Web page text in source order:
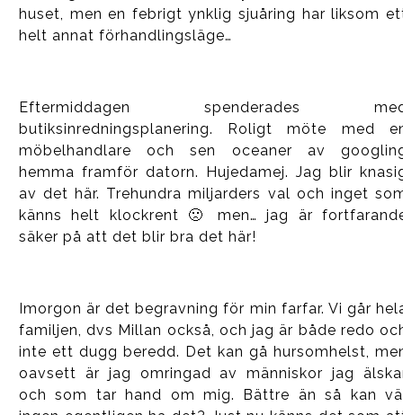
huset, men en febrigt ynklig sjuåring har liksom
helt annat förhandlingsläge…
Eftermiddagen spenderades
butiksinredningsplanering. Roligt möte med
möbelhandlare och sen oceaner av
hemma framför datorn. Hujedamej. Jag blir
av det här. Trehundra miljarders val och inget
känns helt klockrent 🙁 men… jag är
säker på att det blir bra det här!
Imorgon är det begravning för min farfar. Vi går
familjen, dvs Millan också, och jag är både redo
inte ett dugg beredd. Det kan gå hursomhelst,
oavsett är jag omringad av människor jag
och som tar hand om mig. Bättre än så kan